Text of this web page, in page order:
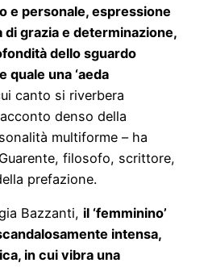
e personale, espressione
grazia e determinazione,
dello sguardo
quale una ‘aeda
canto si riverbera
denso della
multiforme – ha
filosofo, scrittore,
prefazione.
Bazzanti, il ‘femminino’
intensa,
in cui vibra una